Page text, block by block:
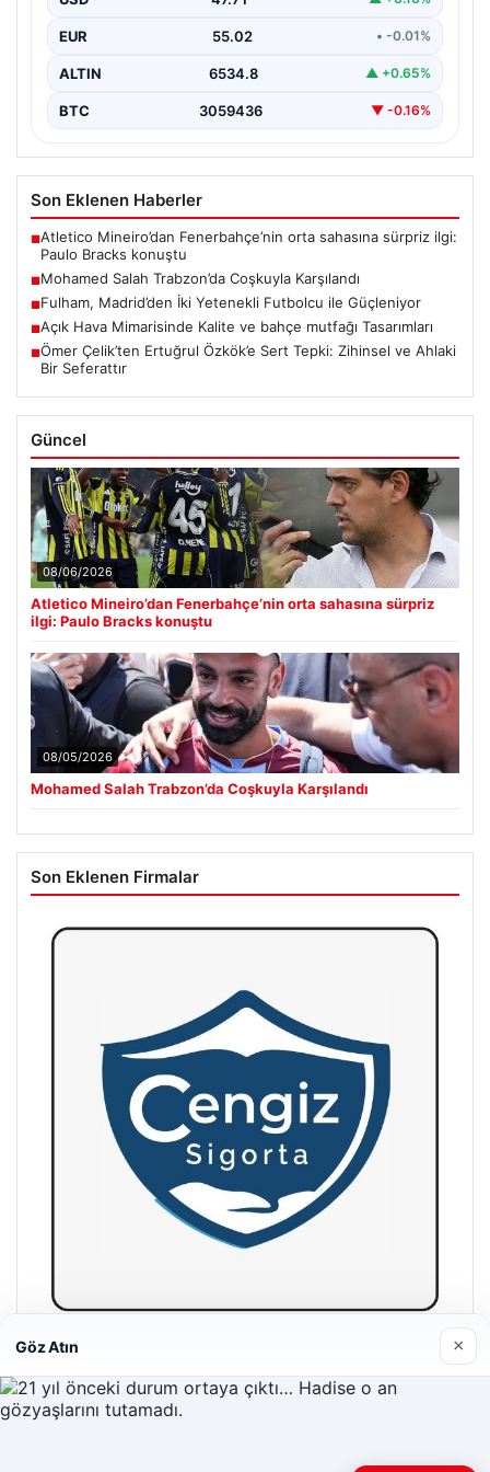
Dünyaca…
EUR 55.02 • -0.01%
ALTIN 6534.8 ▲ +0.65%
BTC 3059436 ▼ -0.16%
Son Eklenen Haberler
■Atletico Mineiro’dan Fenerbahçe’nin orta sahasına sürpriz ilgi:
Paulo Bracks konuştu
■Mohamed Salah Trabzon’da Coşkuyla Karşılandı
■Fulham, Madrid’den İki Yetenekli Futbolcu ile Güçleniyor
■Açık Hava Mimarisinde Kalite ve bahçe mutfağı Tasarımları
■Ömer Çelik’ten Ertuğrul Özkök’e Sert Tepki: Zihinsel ve Ahlaki
Bir Seferattır
Güncel
08/06/2026
Atletico Mineiro’dan Fenerbahçe’nin orta sahasına sürpriz
ilgi: Paulo Bracks konuştu
08/05/2026
Mohamed Salah Trabzon’da Coşkuyla Karşılandı
Son Eklenen Firmalar
Hastaş Beton
05/26/2026
Göz Atın ×